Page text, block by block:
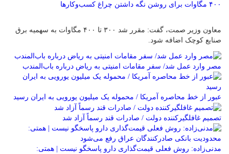
۴۰۰ مگاوات برای روشن نگه داشتن چراغ کسب‌وکار‌ها
معاون وزیر صمت، گفت: مقرر شد ۳۰۰ تا ۴۰۰ مگاوات به سهمیه برق
صنایع کوچک اضافه شود.
مصر وارد عمل شد/ سفر مقامات امنیتی به ریاض درباره باب‌المندب
عبور از خط محاصره آمریکا / محموله یک میلیون یورویی به ایران رسید
تصمیم غافلگیرکننده دولت / صادرات قند رسماً آزاد شد
مدنی‌زاده: روش فعلی قیمت‌گذاری دارو پاسخگو نیست | همتی: